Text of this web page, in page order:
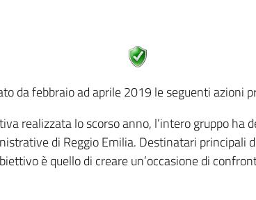
da febbraio ad aprile 2019 le seguenti azioni
realizzata lo scorso anno, l’intero gruppo
di Reggio Emilia. Destinatari
è quello di creare un’occasione di